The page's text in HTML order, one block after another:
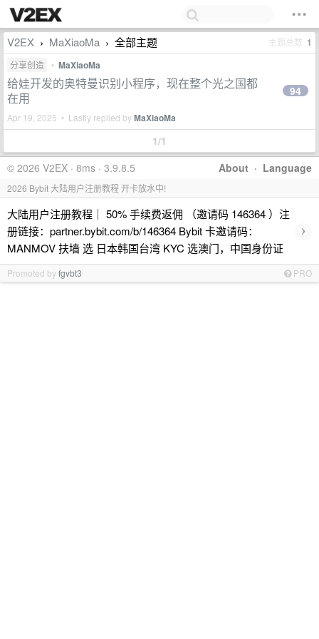
V2EX › MaXiaoMa › 全部主题 主题总数 1
分享创造 • MaXiaoMa
给娃开发的奥特曼识别小程序，现在整个光之国都
在用
Apr 19, 2025 • Lastly replied byMaXiaoMa
94
1/1
About · Language
© 2026 V2EX · 8ms · 3.9.8.5
2026 Bybit 大陆用户注册教程 开卡放水中!
大陆用户注册教程｜ 50% 手续费返佣 （邀请码 146364 ）注
册链接：partner.bybit.com/b/146364 Bybit 卡邀请码：
MANMOV 扶墙 选 日本韩国台湾 KYC 选澳门，中国身份证
›
Promoted byfgvbt3 PRO